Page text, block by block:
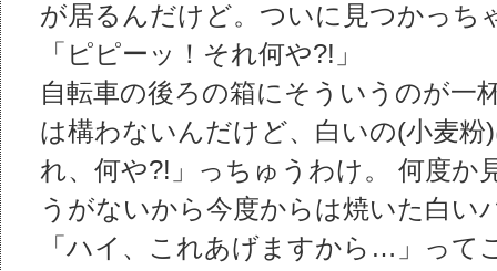
が居るんだけど。ついに見つかっち
「ピピーッ！それ何や?!」
自転車の後ろの箱にそういうのが一
は構わないんだけど、白いの(小麦
れ、何や?!」っちゅうわけ。 何度か
うがないから今度からは焼いた白い
「ハイ、これあげますから…」って